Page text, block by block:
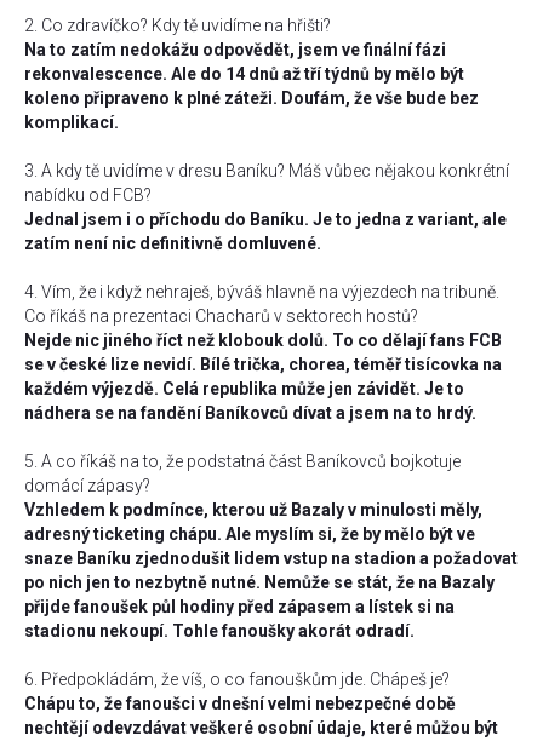
2. Co zdravíčko? Kdy tě uvidíme na hřišti?
Na to zatím nedokážu odpovědět, jsem ve finální fázi
rekonvalescence. Ale do 14 dnů až tří týdnů by mělo být
koleno připraveno k plné záteži. Doufám, že vše bude bez
komplikací.
3. A kdy tě uvidíme v dresu Baníku? Máš vůbec nějakou konkrétní
nabídku od FCB?
Jednal jsem i o příchodu do Baníku. Je to jedna z variant, ale
zatím není nic definitivně domluvené.
4. Vím, že i když nehraješ, býváš hlavně na výjezdech na tribuně.
Co říkáš na prezentaci Chacharů v sektorech hostů?
Nejde nic jiného říct než klobouk dolů. To co dělají fans FCB
se v české lize nevidí. Bílé trička, chorea, téměř tisícovka na
každém výjezdě. Celá republika může jen závidět. Je to
nádhera se na fandění Baníkovců dívat a jsem na to hrdý.
5. A co říkáš na to, že podstatná část Baníkovců bojkotuje
domácí zápasy?
Vzhledem k podmínce, kterou už Bazaly v minulosti měly,
adresný ticketing chápu. Ale myslím si, že by mělo být ve
snaze Baníku zjednodušit lidem vstup na stadion a požadovat
po nich jen to nezbytně nutné. Nemůže se stát, že na Bazaly
přijde fanoušek půl hodiny před zápasem a lístek si na
stadionu nekoupí. Tohle fanoušky akorát odradí.
6. Předpokládám, že víš, o co fanouškům jde. Chápeš je?
Chápu to, že fanoušci v dnešní velmi nebezpečné době
nechtějí odevzdávat veškeré osobní údaje, které můžou být